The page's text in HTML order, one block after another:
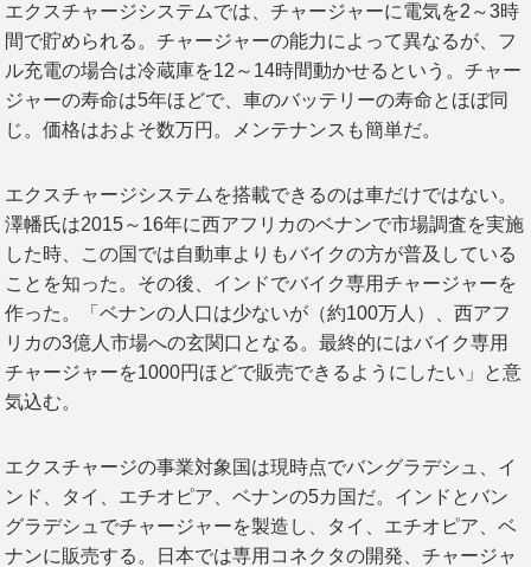
エクスチャージシステムでは、チャージャーに電気を2～3時
間で貯められる。チャージャーの能力によって異なるが、フ
ル充電の場合は冷蔵庫を12～14時間動かせるという。チャー
ジャーの寿命は5年ほどで、車のバッテリーの寿命とほぼ同
じ。価格はおよそ数万円。メンテナンスも簡単だ。
エクスチャージシステムを搭載できるのは車だけではない。
澤幡氏は2015～16年に西アフリカのベナンで市場調査を実施
した時、この国では自動車よりもバイクの方が普及している
ことを知った。その後、インドでバイク専用チャージャーを
作った。「ベナンの人口は少ないが（約100万人）、西アフ
リカの3億人市場への玄関口となる。最終的にはバイク専用
チャージャーを1000円ほどで販売できるようにしたい」と意
気込む。
エクスチャージの事業対象国は現時点でバングラデシュ、イ
ンド、タイ、エチオピア、ベナンの5カ国だ。インドとバン
グラデシュでチャージャーを製造し、タイ、エチオピア、ベ
ナンに販売する。日本では専用コネクタの開発、チャージャ